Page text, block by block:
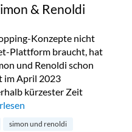
& Renoldi
Konzepte nicht
Plattform braucht, hat
und Renoldi schon
im April 2023
kürzester Zeit
Market by Simon &
simon und renoldi